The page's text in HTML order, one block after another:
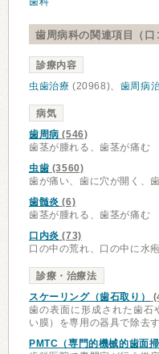
歯周病科の関連項目（口
診療内容
虫歯治療 (20968)、 歯周病
病気
歯周病 (546)
歯茎が腫れる、歯茎が痛む
虫歯 (3560)
歯が痛い、歯に穴が開く、
歯髄炎 (6)
歯茎が腫れる、歯茎が痛む
口内炎 (73)
口の中の荒れ、口の中に水
診療・治療法
スケーリング（歯石取り）
歯の表面に形成された歯石
い膜）を専用の器具で除去す
PMTC（専門的機械的歯面掃